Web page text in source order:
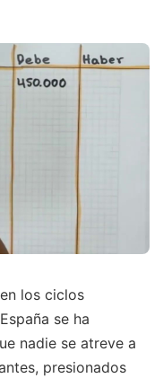
los ciclos
se ha
nadie se atreve a
presionados